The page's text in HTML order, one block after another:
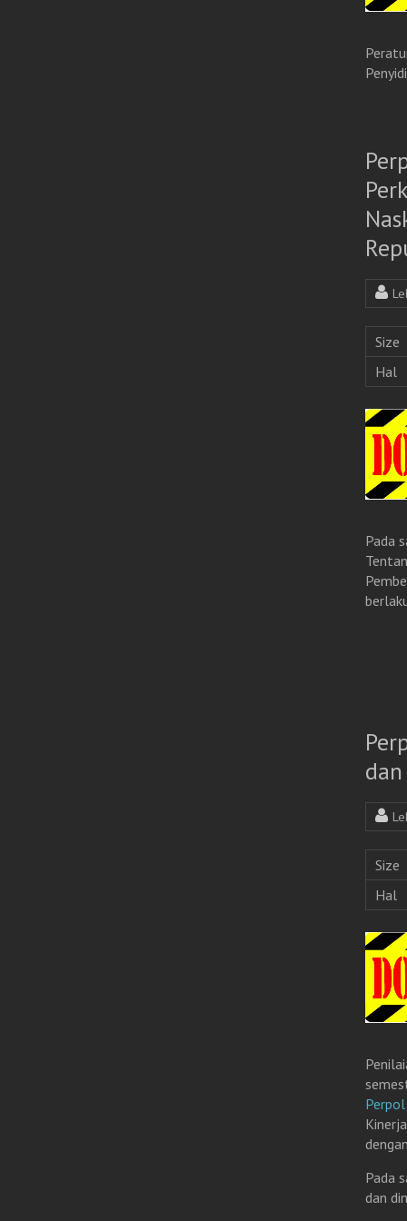
Size
Hal
Pada
Size
Hal
Pada
dan